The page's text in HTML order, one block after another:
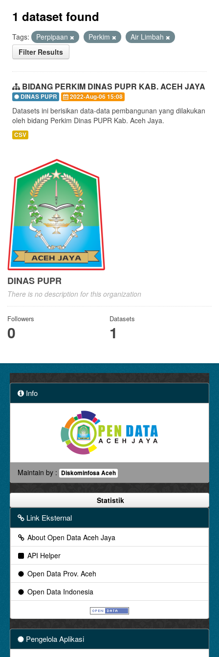
1 dataset found
Tags: Perpipaan Perkim
Air Limbah
Filter Results
BIDANG PERKIM DINAS PUPR KAB. ACEH JAYA
DINAS PUPR 2022-Aug-06 15:08
Datasets ini berisikan data-data pembangunan yang dilakukan
oleh bidang Perkim Dinas PUPR Kab. Aceh Jaya.
CSV
DINAS PUPR
There is no description for this organization
Followers
0
Datasets
1
Info
Maintain by : Diskominfosa Aceh
Statistik
Link Eksternal
About Open Data Aceh Jaya
API Helper
Open Data Prov. Aceh
Open Data Indonesia
Pengelola Aplikasi